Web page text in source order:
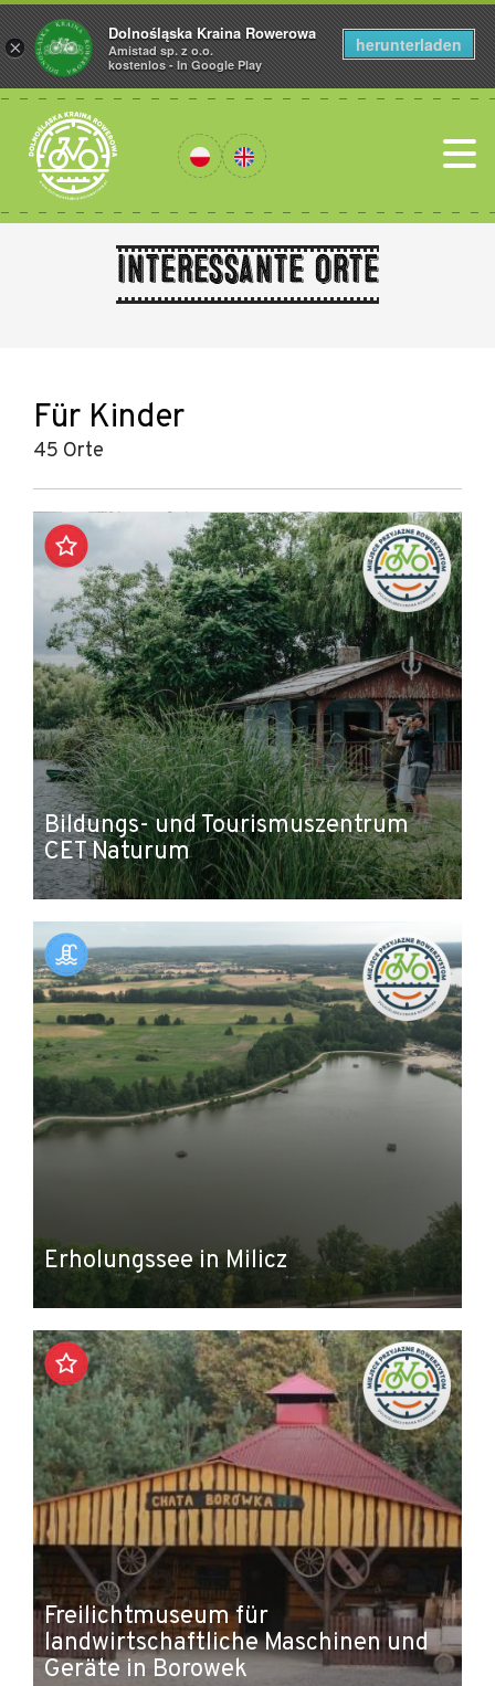
Interessante Orte
Für Kinder
45 Orte
+
−
Leaflet | © Amistad © OpenStreetMap contributors
Bildungs- und Tourismuszentrum
CET Naturum
Erholungssee in Milicz
Freilichtmuseum für
landwirtschaftliche Maschinen und
Geräte in Borowek
×
Dolnośląska Kraina Rowerowa
Amistad sp. z o.o.
kostenlos - In Google Play
herunterladen